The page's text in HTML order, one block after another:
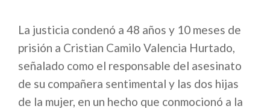
La justicia condenó a 48 años y 10 meses de
prisión a Cristian Camilo Valencia Hurtado,
señalado como el responsable del asesinato
de su compañera sentimental y las dos hijas
de la mujer, en un hecho que conmocionó a la